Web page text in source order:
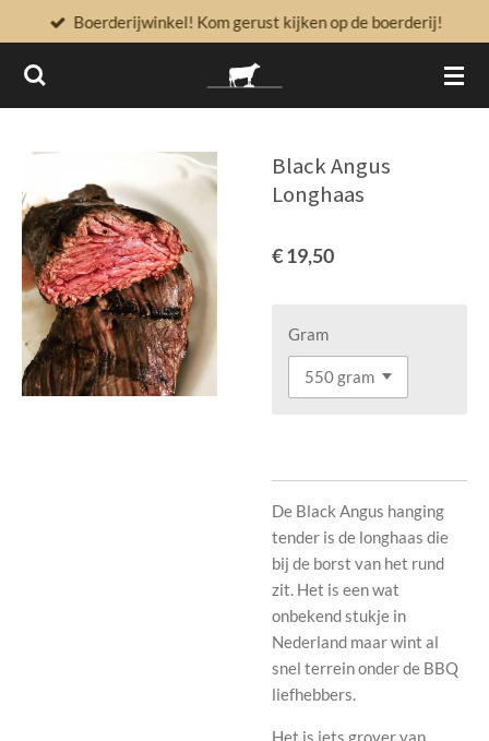
direct
naar
Boerderijwinkel! Kom gerust kijken op de boerderij!
Black Angus
Longhaas
€ 19,50
Gram
De Black Angus hanging
tender is de longhaas die
bij de borst van het rund
zit. Het is een wat
onbekend stukje in
Nederland maar wint al
snel terrein onder de BBQ
liefhebbers.
Het is iets grover van